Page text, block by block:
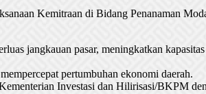
Kemitraan di Bidang Penanaman
jangkauan pasar, meningkatkan
pertumbuhan ekonomi daerah.
Investasi dan Hilirisasi/BKPM